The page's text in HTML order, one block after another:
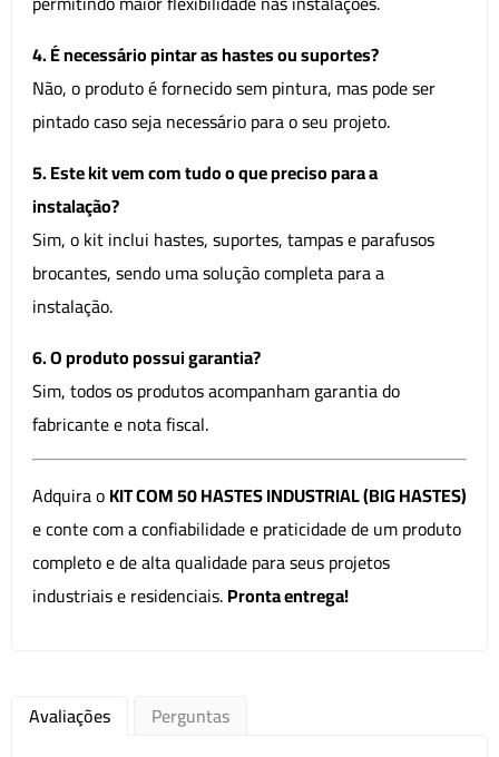
4. É necessário pintar as hastes ou suportes?
Não, o produto é fornecido sem pintura, mas pode ser
pintado caso seja necessário para o seu projeto.
5. Este kit vem com tudo o que preciso para a
instalação?
Sim, o kit inclui hastes, suportes, tampas e parafusos
brocantes, sendo uma solução completa para a
instalação.
6. O produto possui garantia?
Sim, todos os produtos acompanham garantia do
fabricante e nota fiscal.
Adquira oKIT COM 50 HASTES INDUSTRIAL (BIG HASTES)
e conte com a confiabilidade e praticidade de um produto
completo e de alta qualidade para seus projetos
industriais e residenciais.Pronta entrega!
Avaliações
Perguntas